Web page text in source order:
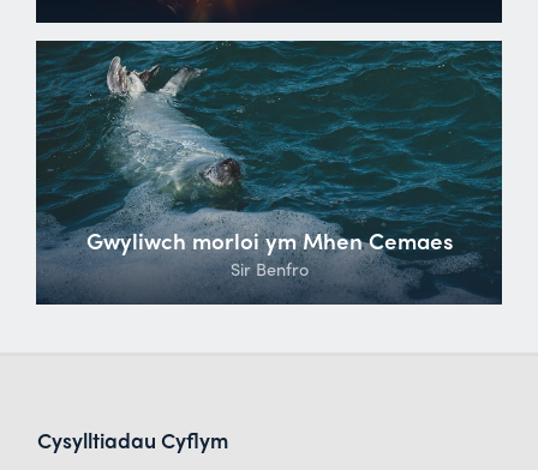
Gwyliwch morloi ym Mhen Cemaes
Sir Benfro
Cysylltiadau Cyflym